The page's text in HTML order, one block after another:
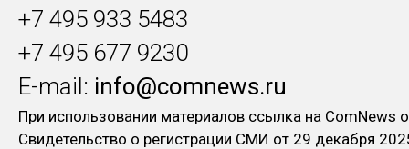
+7 495 933 5483
+7 495 677 9230
E-mail: info@comnews.ru
При использовании материалов ссылка на ComNews
Свидетельство о регистрации СМИ от 29 декабря